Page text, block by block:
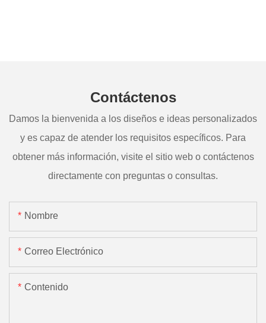
Contáctenos
Damos la bienvenida a los diseños e ideas personalizados
y es capaz de atender los requisitos específicos. Para
obtener más información, visite el sitio web o contáctenos
directamente con preguntas o consultas.
Nombre
Correo Electrónico
Contenido